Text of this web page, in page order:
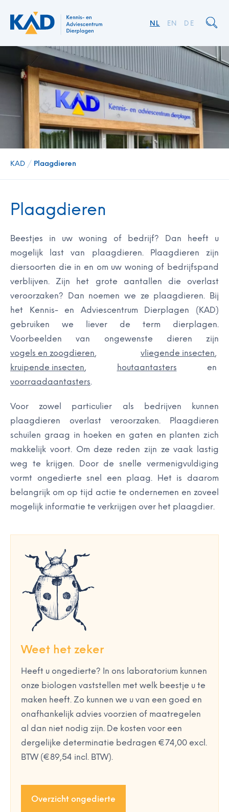
DE
EN
NL
KAD / Plaagdieren
Plaagdieren
Beestjes in uw woning of bedrijf? Dan heeft u
mogelijk last van plaagdieren. Plaagdieren zijn
diersoorten die in en om uw woning of bedrijfspand
verblijven. Zijn het grote aantallen die overlast
veroorzaken? Dan noemen we ze plaagdieren. Bij
het Kennis- en Adviescentrum Dierplagen (KAD)
gebruiken we liever de term dierplagen.
Voorbeelden van ongewenste dieren zijn
vogels en zoogdieren, vliegende insecten,
kruipende insecten, houtaantasters en
voorraadaantasters.
Voor zowel particulier als bedrijven kunnen
plaagdieren overlast veroorzaken. Plaagdieren
schuilen graag in hoeken en gaten en planten zich
makkelijk voort. Om deze reden zijn ze vaak lastig
weg te krijgen. Door de snelle vermenigvuldiging
vormt ongedierte snel een plaag. Het is daarom
belangrijk om op tijd actie te ondernemen en zoveel
mogelijk informatie te verkrijgen over het plaagdier.
Weet het zeker
Heeft u ongedierte? In ons laboratorium kunnen
onze biologen vaststellen met welk beestje u te
maken heeft. Zo kunnen we u van een goed en
onafhankelijk advies voorzien of maatregelen
al dan niet nodig zijn. De kosten voor een
dergelijke determinatie bedragen €74,00 excl.
BTW (€89,54 incl. BTW).
Overzicht ongedierte